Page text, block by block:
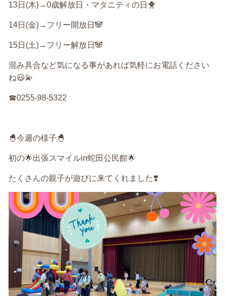
13日 (木)→0歳解放日・マタニティの日 🐥
14日 (金)→ フリー開放日 🐼
15日 (土)→ フリー解放日 🐼
混み具合など気になる事があれば気軽にお電話ください
ね😃💫
☎︎0255-98-5322
🐣今週の様子 🐣
初の🌟出張スマイルin蛇田公民館🌟
たくさんの親子が遊びに来てくれました❣️